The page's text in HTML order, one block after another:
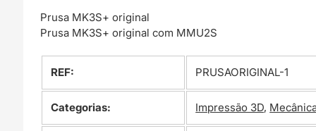
Prusa MK3S+ original
Prusa MK3S+ original com MMU2S
REF: PRUSAORIGINAL-1
Categorias: Impressão 3D,